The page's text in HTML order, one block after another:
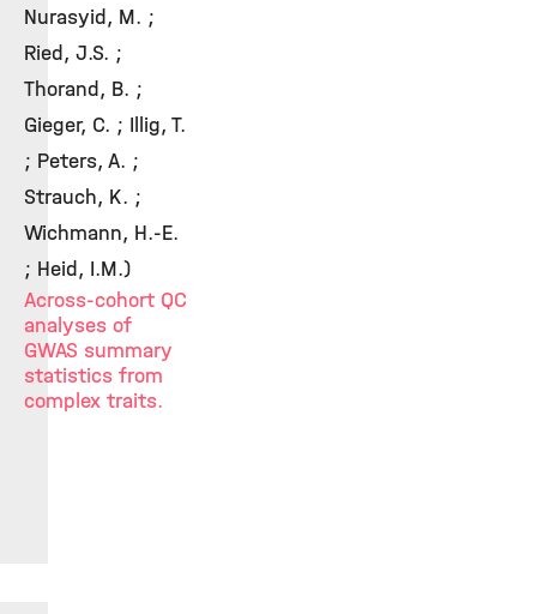
Nurasyid, M. ;
Ried, J.S. ;
Thorand, B. ;
Gieger, C. ; Illig, T.
; Peters, A. ;
Strauch, K. ;
Wichmann, H.-E.
; Heid, I.M.)
Across-cohort QC
analyses of
GWAS summary
statistics from
complex traits.